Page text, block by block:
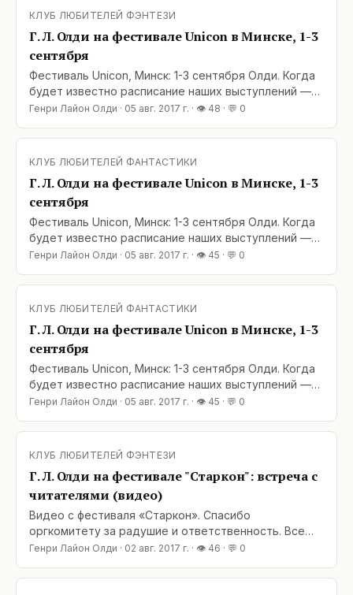
участия в нем можно узнать на сайте фестиваля:
http://unicon.by/ P. S. Вероятно, будут еще встречи.
Если узнаем заранее, сообщим. P.P.S.
КЛУБ ЛЮБИТЕЛЕЙ ФЭНТЕЗИ
Г. Л. Олди на фестивале Unicon в Минске, 1-3
сентября
Фестиваль Unicon, Минск: 1-3 сентября Олди. Когда
будет известно расписание наших выступлений —
сообщим. И будем рады всех видеть.
Генри Лайон Олди · 05 авг. 2017 г. · 👁 48 · 💬 0
КЛУБ ЛЮБИТЕЛЕЙ ФАНТАСТИКИ
Г. Л. Олди на фестивале Unicon в Минске, 1-3
сентября
Фестиваль Unicon, Минск: 1-3 сентября Олди. Когда
будет известно расписание наших выступлений —
сообщим. И будем рады всех видеть.
Генри Лайон Олди · 05 авг. 2017 г. · 👁 45 · 💬 0
КЛУБ ЛЮБИТЕЛЕЙ ФАНТАСТИКИ
Г. Л. Олди на фестивале Unicon в Минске, 1-3
сентября
Фестиваль Unicon, Минск: 1-3 сентября Олди. Когда
будет известно расписание наших выступлений —
сообщим. И будем рады всех видеть.
Генри Лайон Олди · 05 авг. 2017 г. · 👁 45 · 💬 0
КЛУБ ЛЮБИТЕЛЕЙ ФЭНТЕЗИ
Г. Л. Олди на фестивале "Старкон": встреча с
читателями (видео)
Видео с фестиваля «Старкон». Спасибо
оргкомитету за радушие и ответственность. Все
обещания были выполнены полностью и в срок, что
Генри Лайон Олди · 02 авг. 2017 г. · 👁 46 · 💬 0